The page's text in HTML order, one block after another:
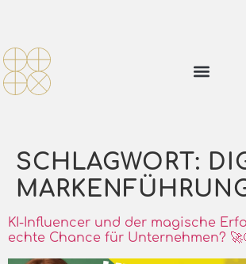
SCHLAGWORT:
KI-Influencer und der magische
echte Chance für Unternehmen?